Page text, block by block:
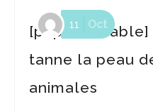
[papier
tanne la peau
animales
11 Oct